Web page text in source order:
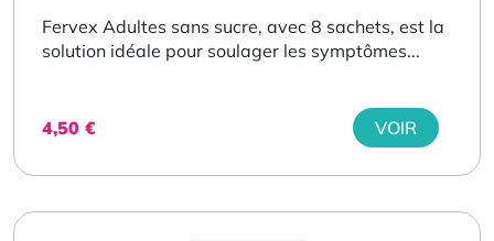
Fervex Adultes sans sucre, avec 8 sachets, est la
solution idéale pour soulager les symptômes...
4,50 € VOIR